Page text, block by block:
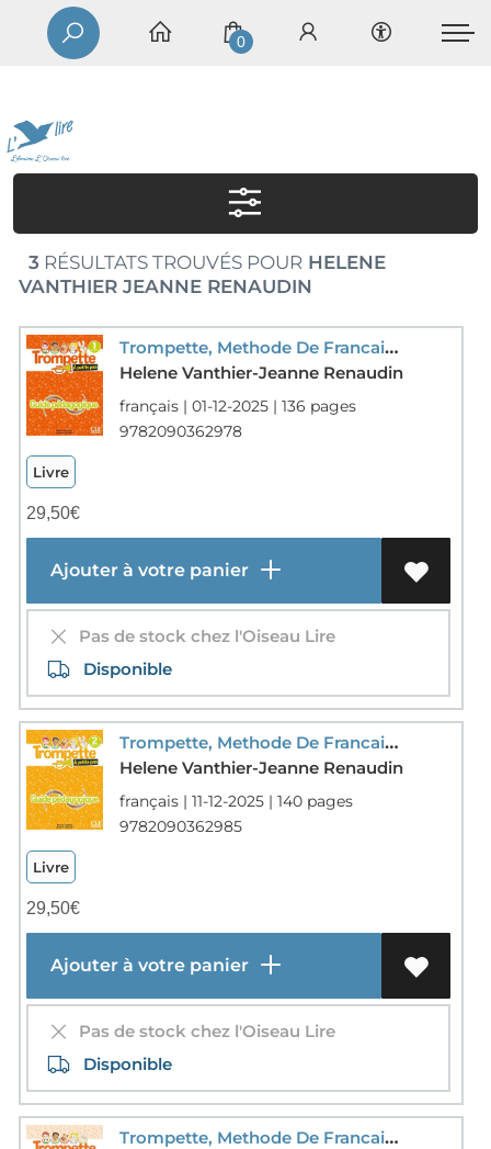
0
3RÉSULTATS TROUVÉS POURHELENE
VANTHIER JEANNE RENAUDIN
Trompette, Methode De Francais : A Petits Pas ; Niveau 1 (a1.1) ; Guide Pedagogique (edition 2025)
Helene Vanthier-Jeanne Renaudin
français | 01-12-2025 | 136 pages
9782090362978
Livre
29,50€
Ajouter à votre panier
Pas de stock chez l'Oiseau Lire
Disponible
Trompette, Methode De Francais : A Petits Pas ; Niveau 2 (a1.1) ; Guide Pedagogique (edition 2025)
Helene Vanthier-Jeanne Renaudin
français | 11-12-2025 | 140 pages
9782090362985
Livre
29,50€
Ajouter à votre panier
Pas de stock chez l'Oiseau Lire
Disponible
Trompette, Methode De Francais : Niveau 1 (a1.1) ; Guide Pedagogique (edition 2025)